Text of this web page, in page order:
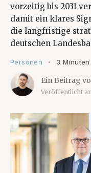
vorzeitig bis 2031
damit ein klares
die langfristige
deutschen
Personen • 3
Ein Beitrag
Veröffentlicht